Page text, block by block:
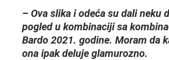
– Ova slika i odeća su dali neku
pogled u kombinaciji sa
Bardo 2021. godine. Moram da
ona ipak deluje glamurozno.